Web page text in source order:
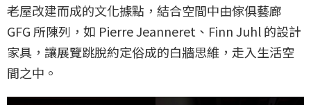
老屋改建而成的文化據點，結合空間中由傢俱藝廊
GFG 所陳列，如 Pierre Jeanneret、Finn Juhl 的設計
家具，讓展覽跳脫約定俗成的白牆思維，走入生活空
間之中。